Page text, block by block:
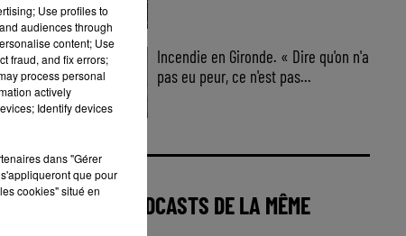
Incendie en Gironde. « Dire qu'on n'a
pas eu peur, ce n'est pas...
AUTRES PODCASTS DE LA MÊME
Use profiles to
audiences through
content; Use
fraud, and fix errors;
process personal
actively
Identify devices
dans "Gérer
que pour
cookies" situé en